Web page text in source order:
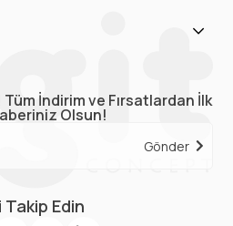
İndirim ve Fırsatlardan İlk
Olsun!
Gönder
Takip Edin